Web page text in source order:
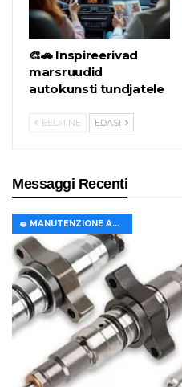
🎨🚗 Inspireerivad
marsruudid
autokunsti tundjatele
EELMINE EDASI
Messaggi Recenti
🧽 MANUTENZIONE AUTO